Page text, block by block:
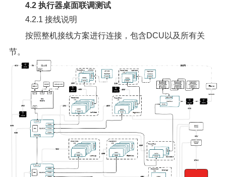
4.2 执行器桌面联调测试
4.2.1 接线说明
按照整机接线方案进行连接，包含DCU以及所有关
节。